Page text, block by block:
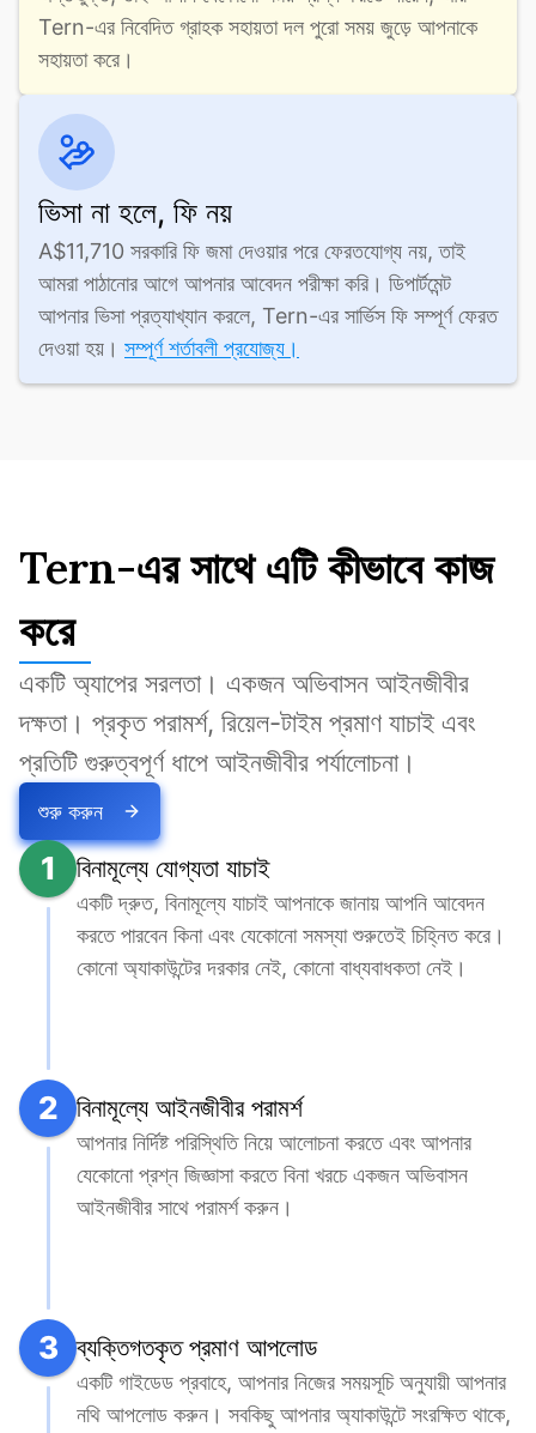
Tern-এর নিবেদিত গ্রাহক সহায়তা দল পুরো সময় জুড়ে আপনাকে
সহায়তা করে।
ভিসা না হলে, ফি নয়
A$11,710 সরকারি ফি জমা দেওয়ার পরে ফেরতযোগ্য নয়, তাই
আমরা পাঠানোর আগে আপনার আবেদন পরীক্ষা করি। ডিপার্টমেন্ট
আপনার ভিসা প্রত্যাখ্যান করলে, Tern-এর সার্ভিস ফি সম্পূর্ণ ফেরত
দেওয়া হয়। সম্পূর্ণ শর্তাবলী প্রযোজ্য।
Tern-এর সাথে এটি কীভাবে কাজ
করে
একটি অ্যাপের সরলতা। একজন অভিবাসন আইনজীবীর
দক্ষতা। প্রকৃত পরামর্শ, রিয়েল-টাইম প্রমাণ যাচাই এবং
প্রতিটি গুরুত্বপূর্ণ ধাপে আইনজীবীর পর্যালোচনা।
শুরু করুন
1 বিনামূল্যে যোগ্যতা যাচাই
একটি দ্রুত, বিনামূল্যে যাচাই আপনাকে জানায় আপনি আবেদন
করতে পারবেন কিনা এবং যেকোনো সমস্যা শুরুতেই চিহ্নিত করে।
কোনো অ্যাকাউন্টের দরকার নেই, কোনো বাধ্যবাধকতা নেই।
2 বিনামূল্যে আইনজীবীর পরামর্শ
আপনার নির্দিষ্ট পরিস্থিতি নিয়ে আলোচনা করতে এবং আপনার
যেকোনো প্রশ্ন জিজ্ঞাসা করতে বিনা খরচে একজন অভিবাসন
আইনজীবীর সাথে পরামর্শ করুন।
3 ব্যক্তিগতকৃত প্রমাণ আপলোড
একটি গাইডেড প্রবাহে, আপনার নিজের সময়সূচি অনুযায়ী আপনার
নথি আপলোড করুন। সবকিছু আপনার অ্যাকাউন্টে সংরক্ষিত থাকে,